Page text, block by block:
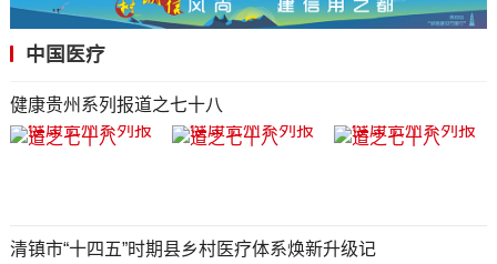
中国医疗
健康贵州系列报道之七十八
清镇市“十四五”时期县乡村医疗体系焕新升级记